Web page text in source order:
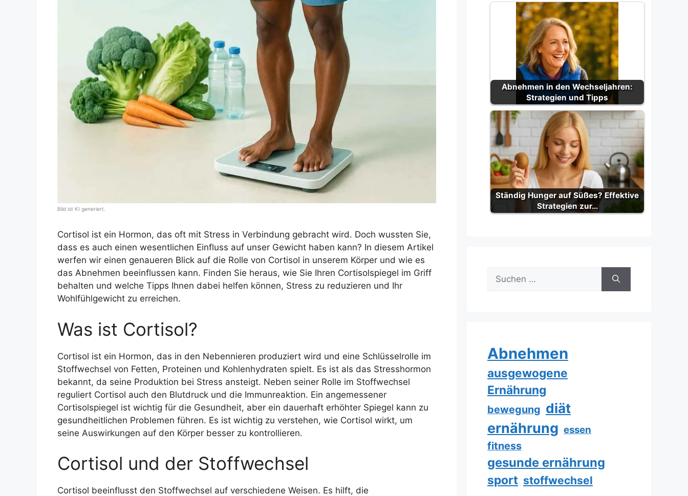
Bild ist KI generiert.
Cortisol ist ein Hormon, das oft mit Stress in Verbindung gebracht wird. Doch wussten Sie,
dass es auch einen wesentlichen Einfluss auf unser Gewicht haben kann? In diesem Artikel
werfen wir einen genaueren Blick auf die Rolle von Cortisol in unserem Körper und wie es
das Abnehmen beeinflussen kann. Finden Sie heraus, wie Sie Ihren Cortisolspiegel im Griff
behalten und welche Tipps Ihnen dabei helfen können, Stress zu reduzieren und Ihr
Wohlfühlgewicht zu erreichen.
Was ist Cortisol?
Cortisol ist ein Hormon, das in den Nebennieren produziert wird und eine Schlüsselrolle im
Stoffwechsel von Fetten, Proteinen und Kohlenhydraten spielt. Es ist als das Stresshormon
bekannt, da seine Produktion bei Stress ansteigt. Neben seiner Rolle im Stoffwechsel
reguliert Cortisol auch den Blutdruck und die Immunreaktion. Ein angemessener
Cortisolspiegel ist wichtig für die Gesundheit, aber ein dauerhaft erhöhter Spiegel kann zu
gesundheitlichen Problemen führen. Es ist wichtig zu verstehen, wie Cortisol wirkt, um
seine Auswirkungen auf den Körper besser zu kontrollieren.
Cortisol und der Stoffwechsel
Cortisol beeinflusst den Stoffwechsel auf verschiedene Weisen. Es hilft, die
Abnehmen in den Wechseljahren:
Strategien und Tipps
Ständig Hunger auf Süßes? Effektive
Strategien zur…
Suche
nach:
Abnehmen
ausgewogene
Ernährung
bewegung diät
ernährung essen
fitness
gesunde ernährung
sport stoffwechsel